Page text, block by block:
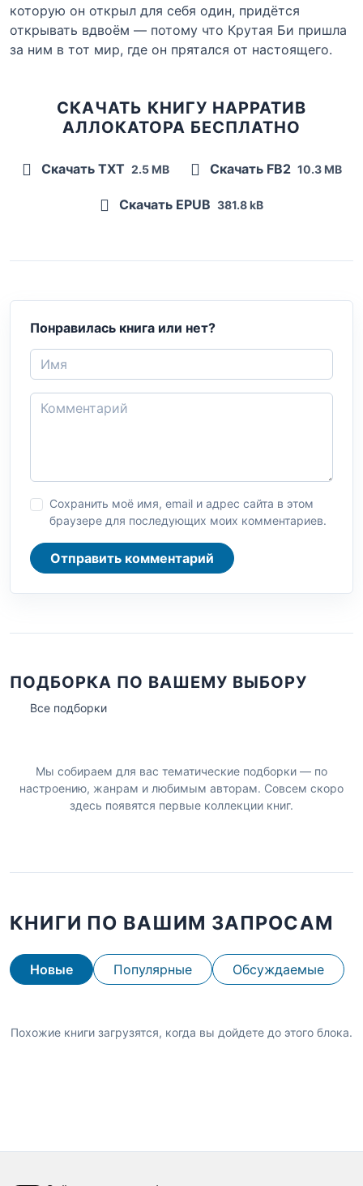
которую он открыл для себя один, придётся
открывать вдвоём — потому что Крутая Би пришла
за ним в тот мир, где он прятался от настоящего.
СКАЧАТЬ КНИГУ НАРРАТИВ
АЛЛОКАТОРА БЕСПЛАТНО
Скачать TXT 2.5 MB Скачать FB2 10.3 MB
Скачать EPUB 381.8 kB
Понравилась книга или нет?
Сохранить моё имя, email и адрес сайта в этом
браузере для последующих моих комментариев.
Отправить комментарий
ПОДБОРКА ПО ВАШЕМУ ВЫБОРУ
Все подборки
Мы собираем для вас тематические подборки — по
настроению, жанрам и любимым авторам. Совсем скоро
здесь появятся первые коллекции книг.
КНИГИ ПО ВАШИМ ЗАПРОСАМ
Новые Популярные Обсуждаемые
Похожие книги загрузятся, когда вы дойдете до этого блока.